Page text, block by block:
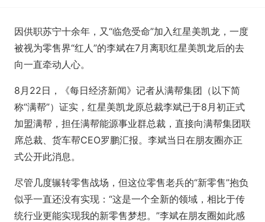
因供职苏宁十余年，又“临危受命”加入红星美凯龙，一度
被视为零售界“红人”的李斌在7月离职红星美凯龙后的去
向一直牵动人心。
8月22日，《每日经济新闻》记者从满帮集团（以下简
称“满帮”）证实，红星美凯龙原总裁李斌已于8月初正式
加盟满帮，担任满帮能源事业群总裁，直接向满帮集团联
席总裁、货车帮CEO罗鹏汇报。李斌当日在朋友圈亦正
式公开此消息。
尽管几度辗转零售战场，但这位零售老兵的“新零售”抱负
似乎一直还没有实现：“这是一个全新的领域，相比于传
统行业更能实现我的新零售梦想。”李斌在朋友圈如此感